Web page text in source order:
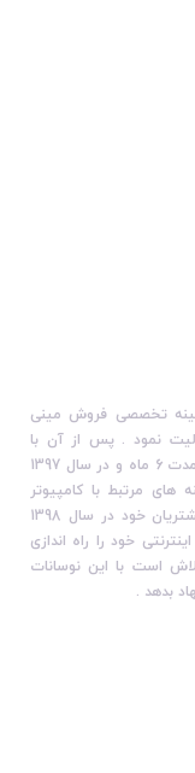
کامپیوتر در اواخر سال 1396 در زمینه تخصصی فروش مینی
نمود . پس از آن با
استقبال بالای مشتریان و پیشرفت کاری سریع در مدت 6 ماه و در سال 1397
مرتبط با کامپیوتر
کردیم . ایکا کامپیوتر برای جلب رضایت بیشتر مشتریان خود در سال 1398
خود را راه اندازی
است با این نوسانات
بدهد .